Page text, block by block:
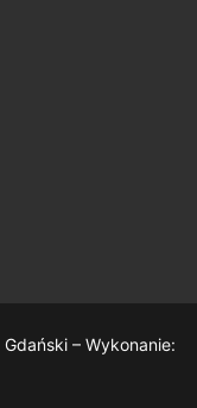
– Wykonanie: